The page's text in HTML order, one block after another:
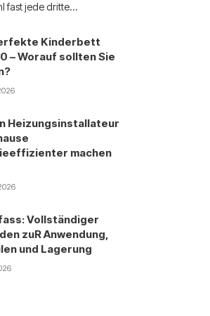
fast jede dritte…
Kinderbett
– Worauf sollten Sie
Heizungsinstallateur
machen
Vollständiger
zuR Anwendung,
und Lagerung